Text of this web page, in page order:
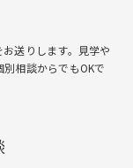
送りします。⾒学や
相談からでもOKで